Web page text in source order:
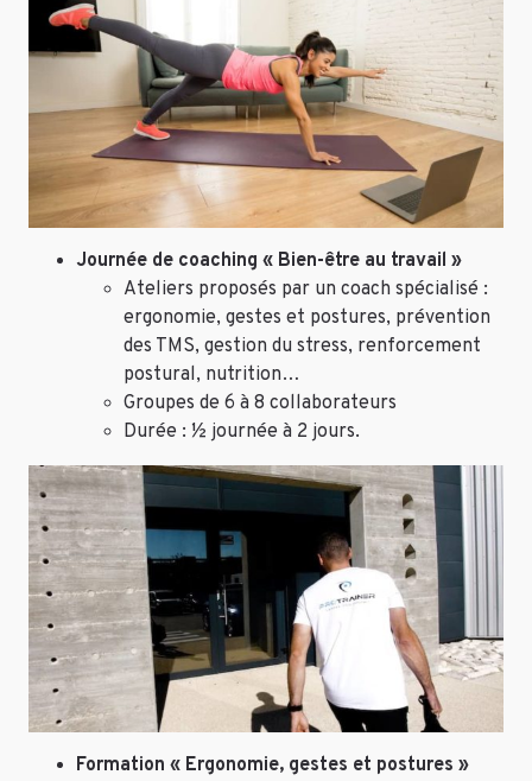
Journée de coaching « Bien-être au travail »
Ateliers proposés par un coach spécialisé :
ergonomie, gestes et postures, prévention
des TMS, gestion du stress, renforcement
postural, nutrition…
Groupes de 6 à 8 collaborateurs
Durée : ½ journée à 2 jours.
Formation « Ergonomie, gestes et postures »